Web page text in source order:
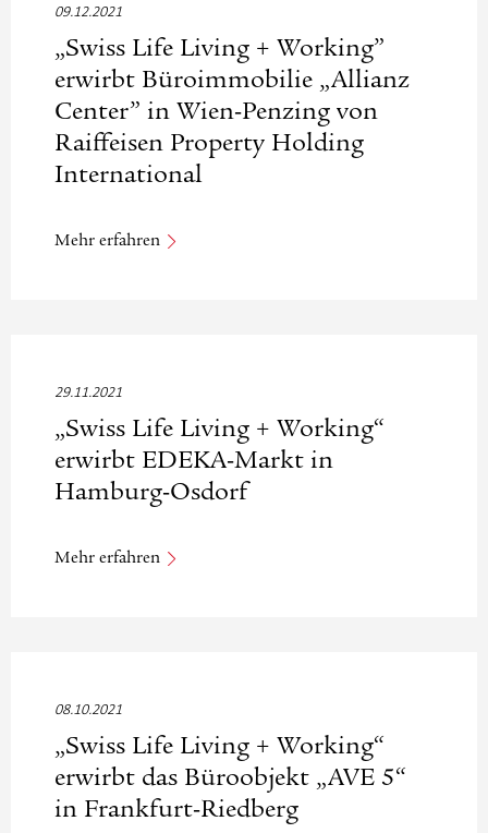
„Swiss Life Living + Working”
erwirbt Büroimmobilie „Allianz
Center” in Wien-Penzing von
Raiffeisen Property Holding
International
09.12.2021
Mehr erfahren
„Swiss Life Living + Working“
erwirbt EDEKA-Markt in
Hamburg-Osdorf
29.11.2021
Mehr erfahren
„Swiss Life Living + Working“
erwirbt das Büroobjekt „AVE 5“
in Frankfurt-Riedberg
08.10.2021